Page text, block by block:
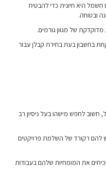
היא חיונית כדי להבטיח
ובטוחה.
של מגוון גורמים.
בחשבון בעת בחירת קבלן עבור
חשוב לחפש מישהו בעל ניסיון רב
להם רקורד של השלמת פרויקטים
את המומחיות שלהם בעבודות